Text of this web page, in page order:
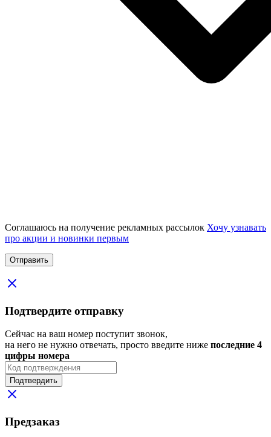
Соглашаюсь на получение рекламных рассылок Хочу узнавать
про акции и новинки первым
Подтвердите отправку
Сейчас на ваш номер поступит звонок,
на него не нужно отвечать, просто введите ниже последние 4
цифры номера
Подтвердить
Предзаказ